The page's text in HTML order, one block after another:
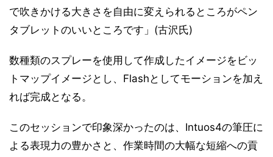
で吹きかける大きさを自由に変えられるところがペン
タブレットのいいところです」(古沢氏)
数種類のスプレーを使用して作成したイメージをビッ
トマップイメージとし、Flashとしてモーションを加え
れば完成となる。
このセッションで印象深かったのは、Intuos4の筆圧に
よる表現力の豊かさと、作業時間の大幅な短縮への貢